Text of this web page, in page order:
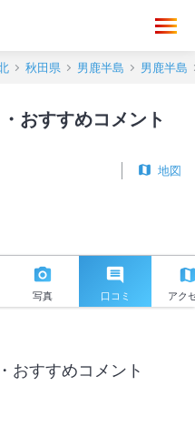
秋田県 男鹿半島 男鹿半島
おすすめコメント
地図
写真 口コミ アク
おすすめコメント